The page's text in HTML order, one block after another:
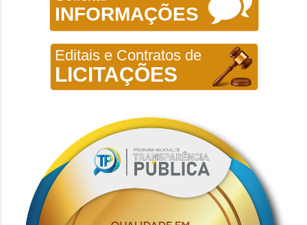
INFORMAÇÕES
Editais e Contratos de
LICITAÇÕES